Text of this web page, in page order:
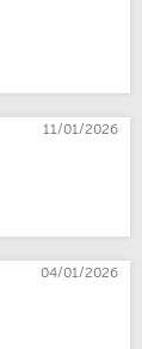
11/01/2026
04/01/2026